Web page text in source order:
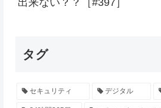
タグ
セキュリティ デジタル